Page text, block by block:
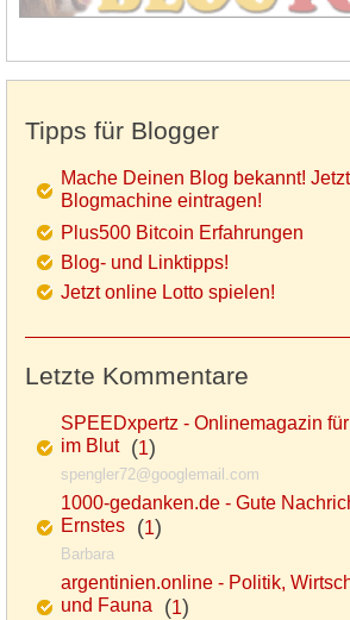
Tipps für Blogger
Mache Deinen Blog bekannt!
Blogmachine eintragen!
Plus500 Bitcoin Erfahrungen
Blog- und Linktipps!
Jetzt online Lotto spielen!
Letzte Kommentare
SPEEDxpertz - Onlinemagazin
im Blut(1)
spengler72@googlemail.com
1000-gedanken.de - Gute
Ernstes (1)
Barbara
argentinien.online - Politik,
und Fauna (1)